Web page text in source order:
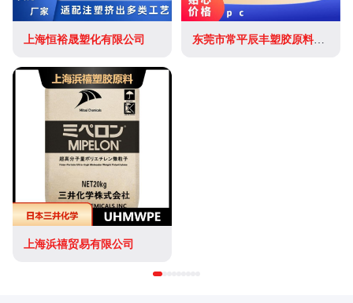
上海恒裕晟塑化有限公司 东莞市常平辰丰塑胶原料经营部(个体工商户)
上海浜禧贸易有限公司